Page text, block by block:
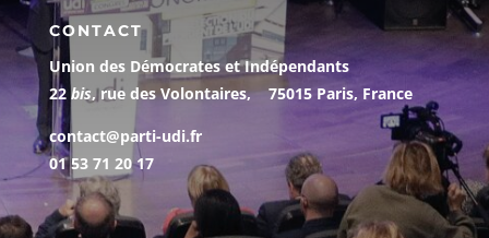
CONTACT
Union des Démocrates et Indépendants
22 bis, rue des Volontaires, 75015 Paris, France
contact@parti-udi.fr
01 53 71 20 17